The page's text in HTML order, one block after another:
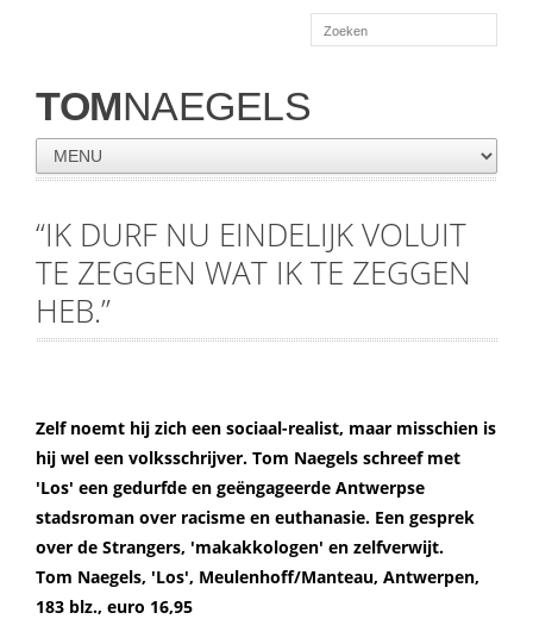
TOMNAEGELS
“IK DURF NU EINDELIJK VOLUIT
TE ZEGGEN WAT IK TE ZEGGEN
HEB.”
Zelf noemt hij zich een sociaal-realist, maar misschien is
hij wel een volksschrijver. Tom Naegels schreef met
'Los' een gedurfde en geëngageerde Antwerpse
stadsroman over racisme en euthanasie. Een gesprek
over de Strangers, 'makakkologen' en zelfverwijt.
Tom Naegels, 'Los', Meulenhoff/Manteau, Antwerpen,
183 blz., euro 16,95